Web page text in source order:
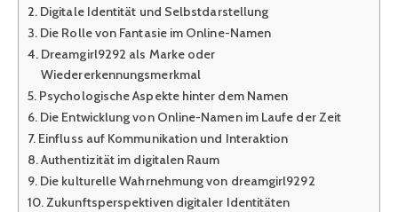
Digitale Identität und Selbstdarstellung
Die Rolle von Fantasie im Online-Namen
Dreamgirl9292 als Marke oder
Wiedererkennungsmerkmal
Psychologische Aspekte hinter dem Namen
Die Entwicklung von Online-Namen im Laufe der Zeit
Einfluss auf Kommunikation und Interaktion
Authentizität im digitalen Raum
Die kulturelle Wahrnehmung von dreamgirl9292
Zukunftsperspektiven digitaler Identitäten